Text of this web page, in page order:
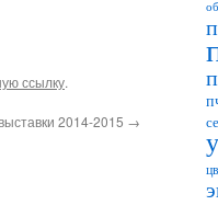
ссылку.
2014-2015 →